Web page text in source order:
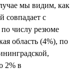
мы видим, как
совпадает с
числу резюме
область (4%), по
2% в